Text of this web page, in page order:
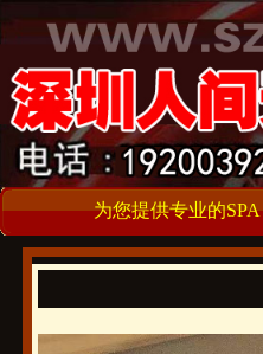
为您提供专业的SPA